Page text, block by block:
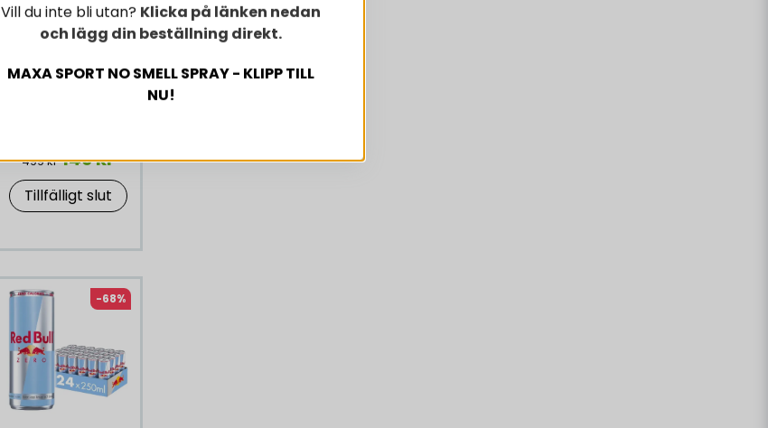
24 x Celsius Retro
499 kr 149 kr
Tillfälligt slut
-68%
Vill du inte bli utan? Klicka på länken nedan
och lägg din beställning direkt.
MAXA SPORT NO SMELL SPRAY - KLIPP TILL
NU!